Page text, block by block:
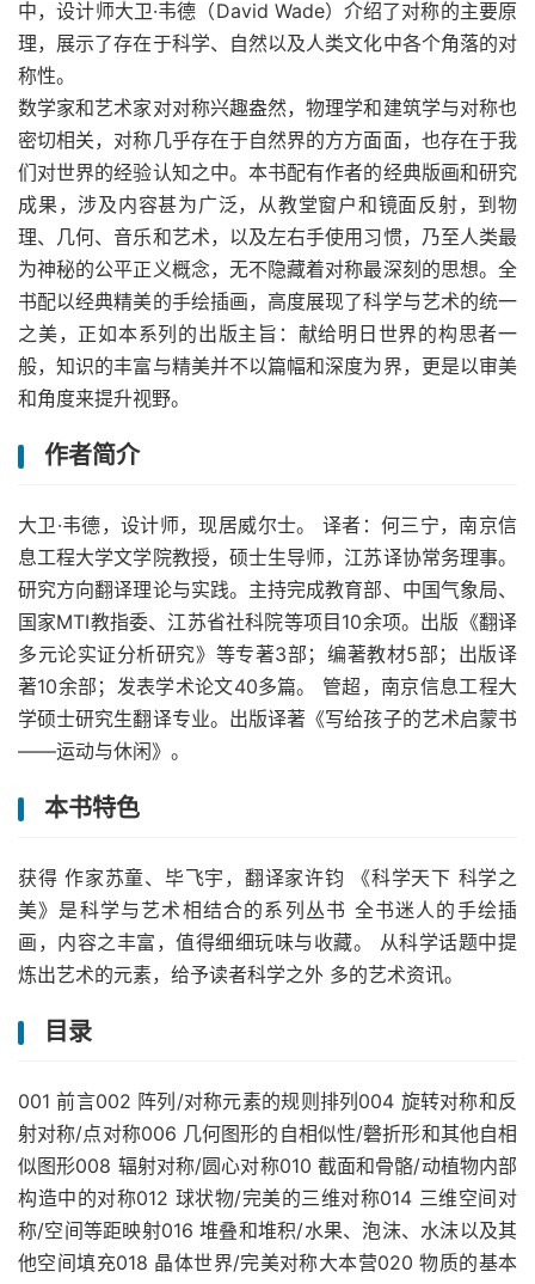
中，设计师大卫·韦德（David Wade）介绍了对称的主要原
理，展示了存在于科学、自然以及人类文化中各个角落的对
称性。
数学家和艺术家对对称兴趣盎然，物理学和建筑学与对称也
密切相关，对称几乎存在于自然界的方方面面，也存在于我
们对世界的经验认知之中。本书配有作者的经典版画和研究
成果，涉及内容甚为广泛，从教堂窗户和镜面反射，到物
理、几何、音乐和艺术，以及左右手使用习惯，乃至人类最
为神秘的公平正义概念，无不隐藏着对称最深刻的思想。全
书配以经典精美的手绘插画，高度展现了科学与艺术的统一
之美，正如本系列的出版主旨：献给明日世界的构思者一
般，知识的丰富与精美并不以篇幅和深度为界，更是以审美
和角度来提升视野。
作者简介
大卫·韦德，设计师，现居威尔士。 译者：何三宁，南京信
息工程大学文学院教授，硕士生导师，江苏译协常务理事。
研究方向翻译理论与实践。主持完成教育部、中国气象局、
国家MTI教指委、江苏省社科院等项目10余项。出版《翻译
多元论实证分析研究》等专著3部；编著教材5部；出版译
著10余部；发表学术论文40多篇。 管超，南京信息工程大
学硕士研究生翻译专业。出版译著《写给孩子的艺术启蒙书
——运动与休闲》。
本书特色
获得 作家苏童、毕飞宇，翻译家许钧 《科学天下 科学之
美》是科学与艺术相结合的系列丛书 全书迷人的手绘插
画，内容之丰富，值得细细玩味与收藏。 从科学话题中提
炼出艺术的元素，给予读者科学之外 多的艺术资讯。
目录
001 前言002 阵列/对称元素的规则排列004 旋转对称和反
射对称/点对称006 几何图形的自相似性/磬折形和其他自相
似图形008 辐射对称/圆心对称010 截面和骨骼/动植物内部
构造中的对称012 球状物/完美的三维对称014 三维空间对
称/空间等距映射016 堆叠和堆积/水果、泡沫、水沫以及其
他空间填充018 晶体世界/完美对称大本营020 物质的基本